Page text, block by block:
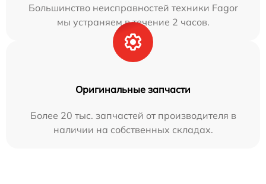
Большинство неисправностей техники Fagor
мы устраняем в течение 2 часов.
Оригинальные запчасти
Более 20 тыс. запчастей от производителя в
наличии на собственных складах.